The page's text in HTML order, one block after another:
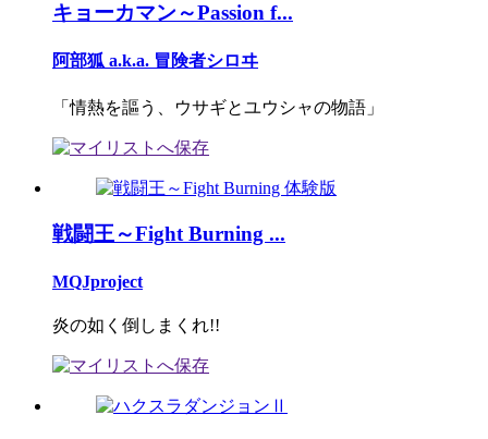
キョーカマン～Passion f...
阿部狐 a.k.a. 冒険者シロヰ
「情熱を謳う、ウサギとユウシャの物語」
戦闘王～Fight Burning ...
MQJproject
炎の如く倒しまくれ!!